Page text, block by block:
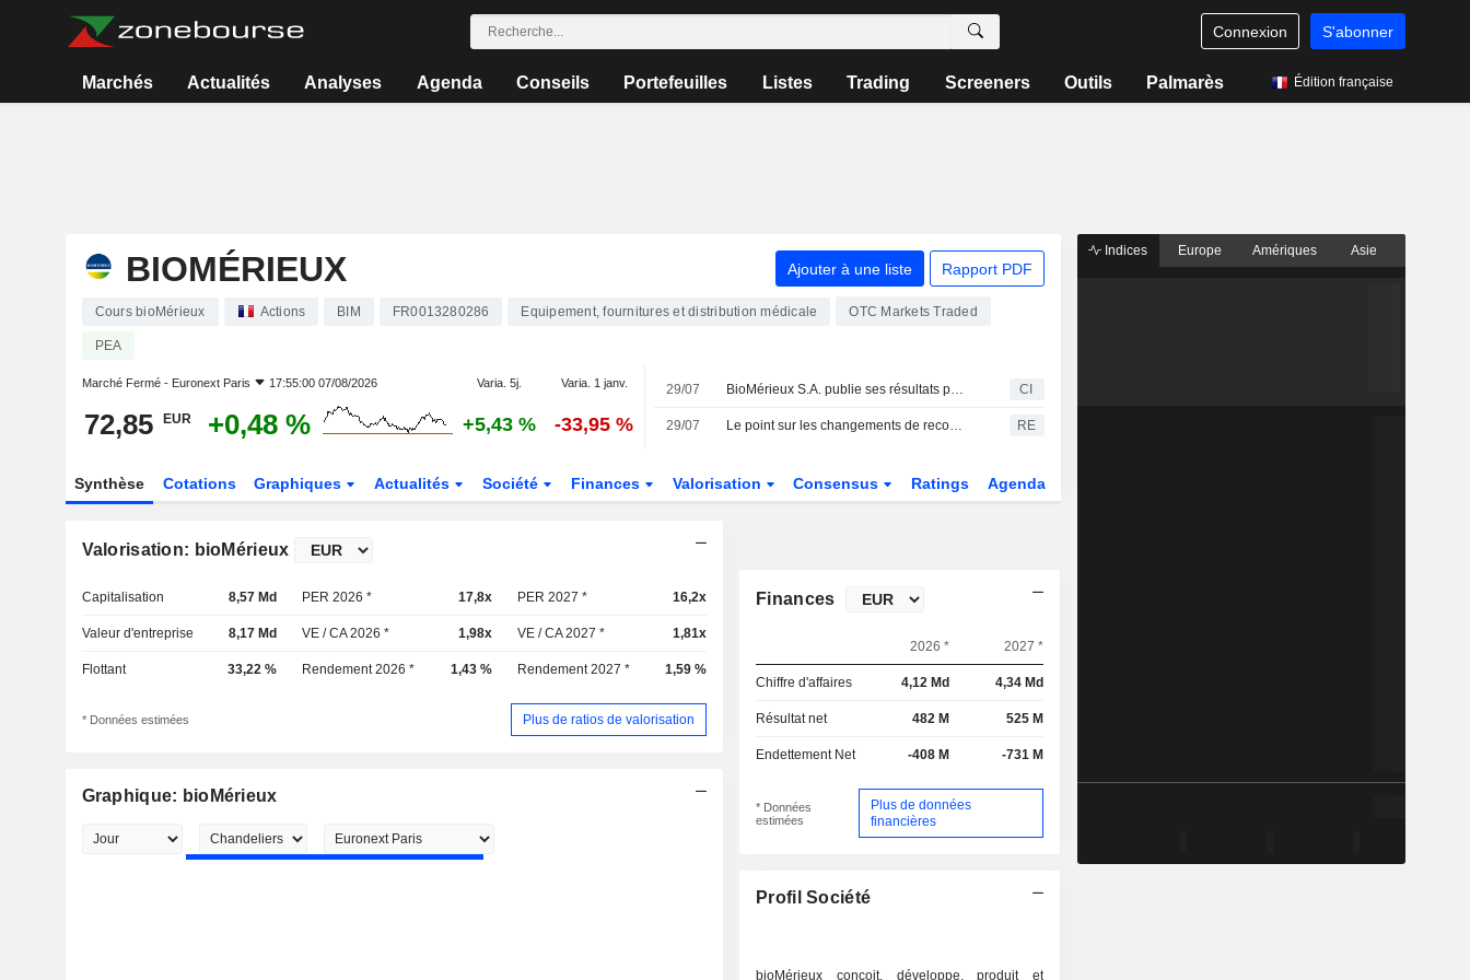
Connexion S'abonner
Marchés Actualités Analyses Agenda Conseils Portefeuilles Listes Trading Screeners Outils Palmarès Édition française
BIOMÉRIEUX Ajouter à une liste Rapport PDF
Cours bioMérieux Actions BIM FR0013280286 Equipement, fournitures et distribution médicale OTC Markets Traded
PEA
Marché Fermé - Euronext Paris 17:55:00 07/08/2026 Varia. 5j. Varia. 1 janv.
72,85 EUR +0,48 % +5,43 % -33,95 %
29/07 BioMérieux S.A. publie ses résultats pour le premier semestre clos le 30 juin 2026 CI
29/07 Le point sur les changements de recommandations à Paris (actualisé) RE
Synthèse Cotations Graphiques Actualités Société Finances Valorisation Consensus Ratings Agenda
Valorisation: bioMérieux
Capitalisation 8,57 Md PER 2026 * 17,8x PER 2027 * 16,2x
Valeur d'entreprise 8,17 Md VE / CA 2026 * 1,98x VE / CA 2027 * 1,81x
Flottant 33,22 % Rendement 2026 * 1,43 % Rendement 2027 * 1,59 %
* Données estimées Plus de ratios de valorisation
Graphique: bioMérieux
Finances
2026 * 2027 *
Chiffre d'affaires 4,12 Md 4,34 Md
Résultat net 482 M 525 M
Endettement Net -408 M -731 M
* Données
estimées
Plus de données
financières
Profil Société
bioMérieux conçoit, développe, produit et
Indices Europe Amériques Asie